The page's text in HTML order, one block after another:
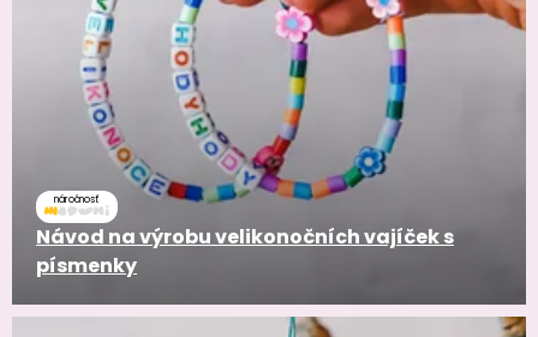
náročnosť
Návod na výrobu velikonočních vajíček s
písmenky